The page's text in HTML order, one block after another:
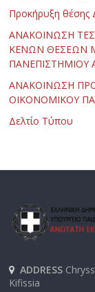
Προκήρυξη θέσης
ΑΝΑΚΟΙΝΩΣΗ
ΚΕΝΩΝ ΘΕΣΕΩΝ
ΑΝΑΚΟΙΝΩΣΗ
ΟΙΚΟΝΟΜΙΚΟΥ
Δελτίο Τύπου
ADDRESS
Kifissia